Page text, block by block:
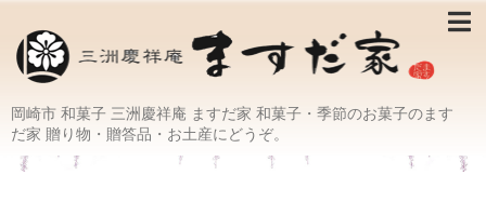
岡崎市 和菓子 三洲慶祥庵 ますだ家 和菓子・季節のお菓子のます
だ家 贈り物・贈答品・お土産にどうぞ。